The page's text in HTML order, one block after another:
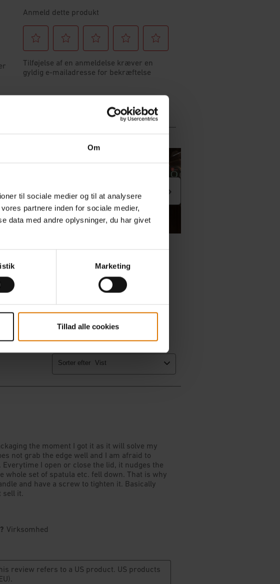
Om
til sociale medier og til at analysere
partnere inden for sociale medier,
data med andre oplysninger, du har givet
Marketing
Tillad alle cookies